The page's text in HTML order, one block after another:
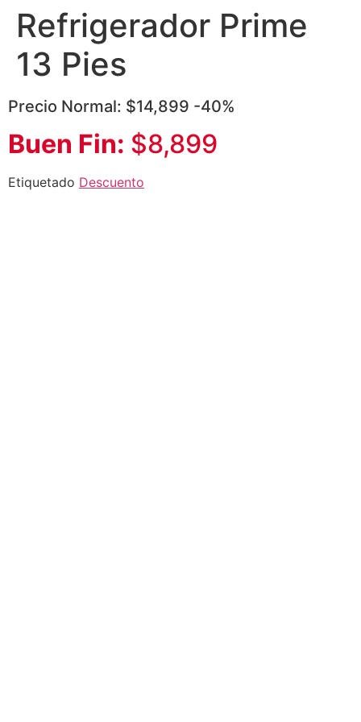
Refrigerador Prime
13 Pies
Precio Normal: $14,899 -40%
Buen Fin: $8,899
Etiquetado Descuento